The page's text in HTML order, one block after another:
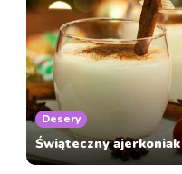
Desery
Świąteczny ajerkoniak